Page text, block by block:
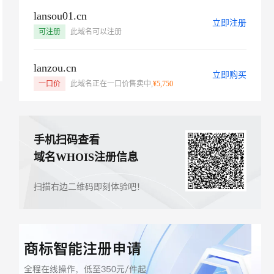
lansou01.cn
可注册 此域名可以注册
立即注册
lanzou.cn
一口价 此域名正在一口价售卖中,¥5,750
立即购买
手机扫码查看
域名WHOIS注册信息
扫描右边二维码即刻体验吧！